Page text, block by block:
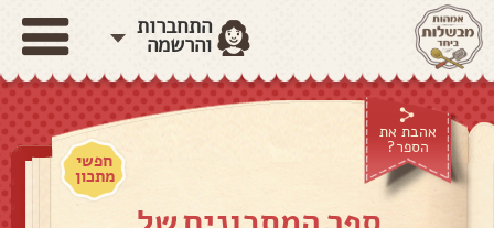
התחברות
והרשמה
אהבת את
הספר?
חפשי
מתכון